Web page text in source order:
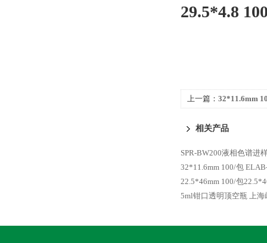
29.5*4.8
上一篇： 32*11.6mm
相关产品
SPR-BW200液相色谱进
32*11.6mm 100/包
22.5*46mm 100/包
5ml钳口透明顶空瓶 上海